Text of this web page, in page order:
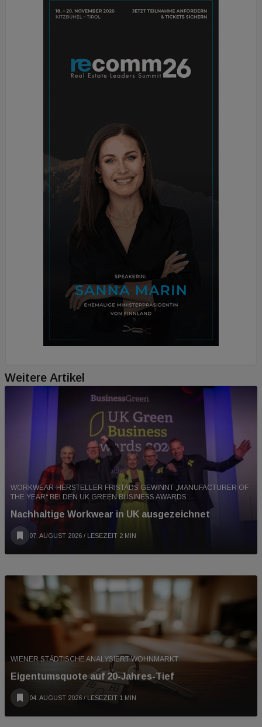
Weitere Artikel
WORKWEAR-HERSTELLER FRISTADS GEWINNT „MANUFACTURER OF
THE YEAR“ BEI DEN UK GREEN BUSINESS AWARDS
Nachhaltige Workwear in UK ausgezeichnet
07. AUGUST 2026 / LESEZEIT 2 MIN
WIENER STÄDTISCHE ANALYSIERT WOHNMARKT
Eigentumsquote auf 20-Jahres-Tief
04. AUGUST 2026 / LESEZEIT 1 MIN